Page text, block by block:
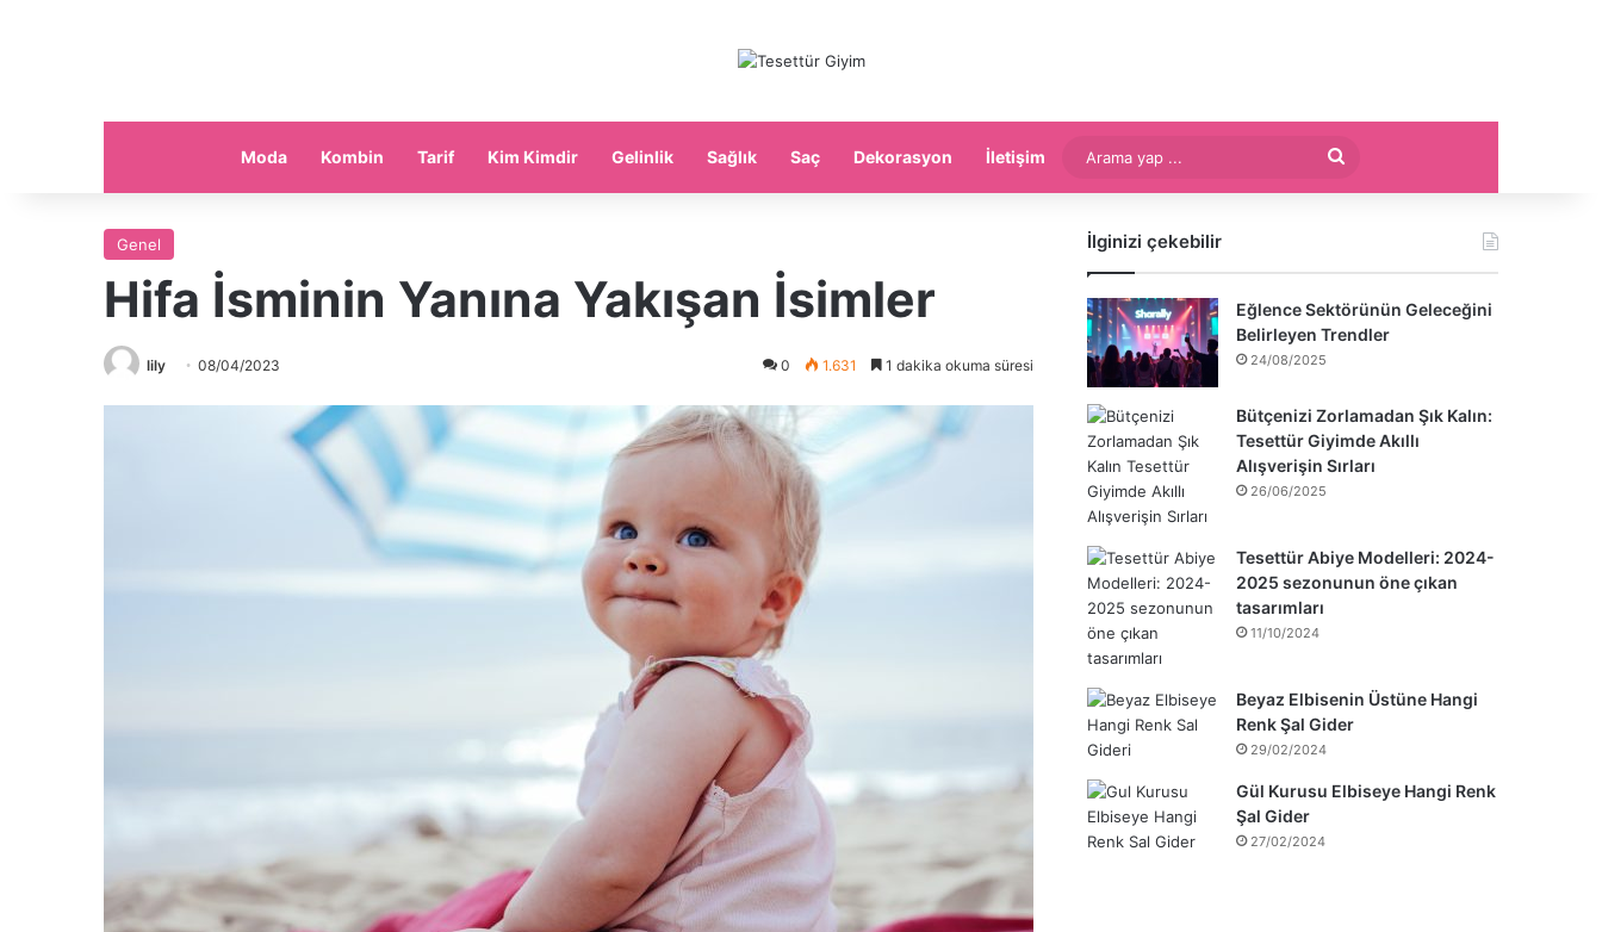
Moda Kombin Tarif Kim Kimdir Gelinlik Sağlık Saç Dekorasyon İletişim
yap
Genel
Hifa İsminin Yanına Yakışan İsimler
lily 08/04/2023 0 1.631 1 dakika okuma süresi
İlginizi çekebilir
Eğlence Sektörünün Geleceğini
Belirleyen Trendler
24/08/2025
Bütçenizi Zorlamadan Şık Kalın:
Tesettür Giyimde Akıllı
Alışverişin Sırları
26/06/2025
Tesettür Abiye Modelleri: 2024-
2025 sezonunun öne çıkan
tasarımları
11/10/2024
Beyaz Elbisenin Üstüne Hangi
Renk Şal Gider
29/02/2024
Gül Kurusu Elbiseye Hangi Renk
Şal Gider
27/02/2024